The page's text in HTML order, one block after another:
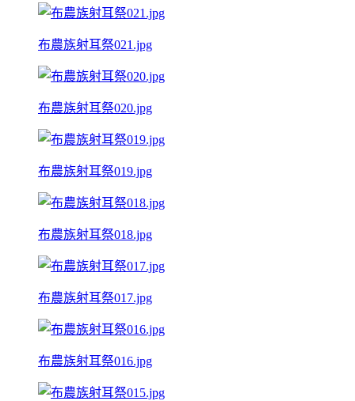
布農族射耳祭021.jpg
布農族射耳祭020.jpg
布農族射耳祭019.jpg
布農族射耳祭018.jpg
布農族射耳祭017.jpg
布農族射耳祭016.jpg